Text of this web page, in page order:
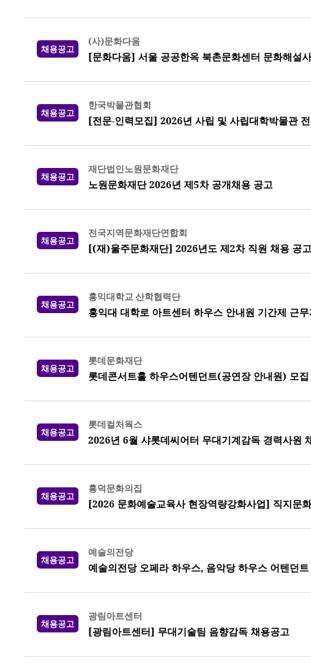
채용공고
(사)문화다움
[문화다움] 서울 공공한옥 북촌문화센터 문화해설
채용공고
한국박물관협회
[전문-인력모집] 2026년 사립 및 사립대학박물관
채용공고
재단법인노원문화재단
노원문화재단 2026년 제5차 공개채용 공고
채용공고
전국지역문화재단연합회
[(재)울주문화재단] 2026년도 제2차 직원 채용 공고
채용공고
홍익대학교 산학협력단
홍익대 대학로 아트센터 하우스 안내원 기간제 근
채용공고
롯데문화재단
롯데콘서트홀 하우스어텐던트(공연장 안내원) 모
채용공고
롯데컬처웍스
2026년 6월 샤롯데씨어터 무대기계감독 경력사원
채용공고
흥덕문화의집
[2026 문화예술교육사 현장역량강화사업] 직지문
채용공고
예술의전당
예술의전당 오페라 하우스, 음악당 하우스 어텐던
채용공고
광림아트센터
[광림아트센터] 무대기술팀 음향감독 채용공고